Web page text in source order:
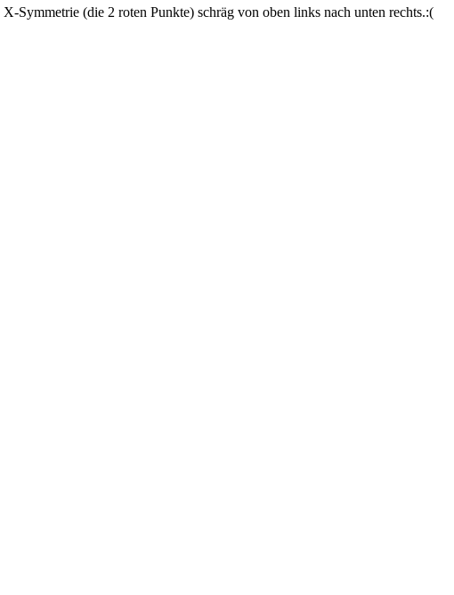
Symmetrie (die 2 roten Punkte) schräg von oben links nach unten rechts.:(